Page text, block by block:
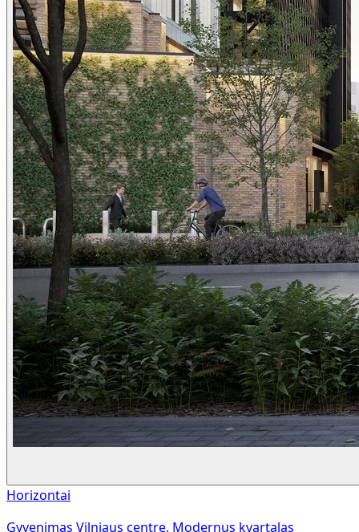
Horizontai
Gyvenimas Vilniaus centre. Modernus kvartalas